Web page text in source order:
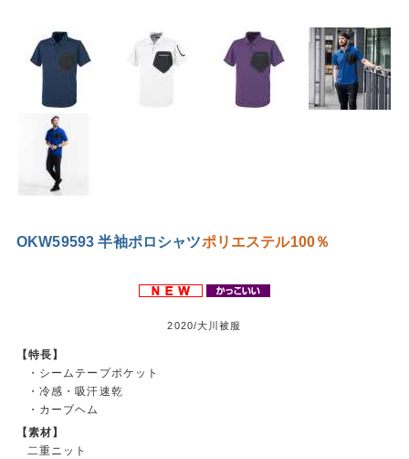
OKW59593 半袖ポロシャツポリエステル100％
2020/大川被服
【特長】
・シームテープポケット
・冷感・吸汗速乾
・カーブヘム
【素材】
二重ニット